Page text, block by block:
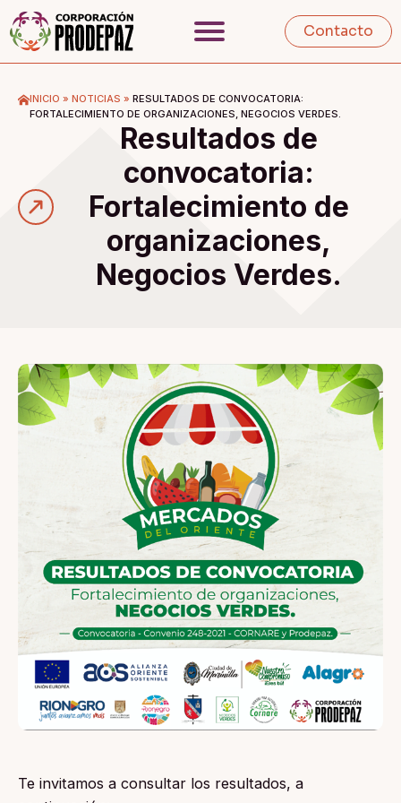
Contacto
INICIO » NOTICIAS » RESULTADOS DE CONVOCATORIA:
FORTALECIMIENTO DE ORGANIZACIONES, NEGOCIOS VERDES.
Resultados de
convocatoria:
Fortalecimiento de
organizaciones,
Negocios Verdes.
Te invitamos a consultar los resultados, a